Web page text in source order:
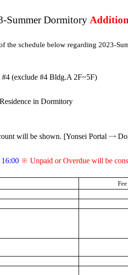
Summer Dormitory
the schedule below regarding 2023-
(exclude #4 Bldg.A 2F~5F)
in Dormitory
will be shown. [Yonsei Portal →
※ Unpaid or Overdue will be